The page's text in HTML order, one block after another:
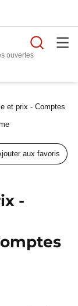
ouvertes
et prix - Comptes
aux favoris
-